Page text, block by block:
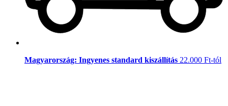
Magyarország: Ingyenes standard kiszállítás 22.000 Ft-tól